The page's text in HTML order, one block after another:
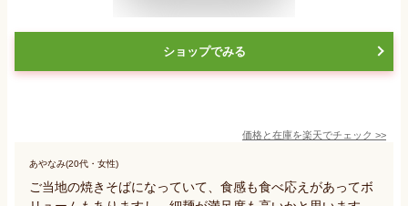
ショップでみる
価格と在庫を楽天でチェック >>
あやなみ(20代・女性)
ご当地の焼きそばになっていて、食感も食べ応えがあってボ